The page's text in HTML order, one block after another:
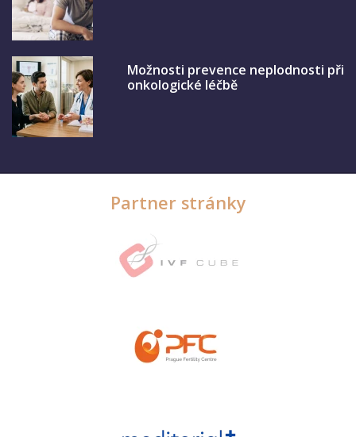
Možnosti prevence neplodnosti při
onkologické léčbě
Partner stránky